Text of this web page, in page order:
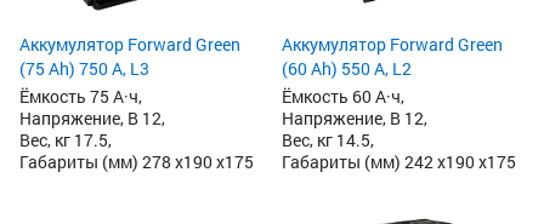
Аккумулятор Forward Green
(75 Ah) 750 А, L3
Ёмкость 75 А·ч,
Напряжение, В 12,
Вес, кг 17.5,
Габариты (мм) 278 x190 x175
Аккумулятор Forward Green
(60 Ah) 550 А, L2
Ёмкость 60 А·ч,
Напряжение, В 12,
Вес, кг 14.5,
Габариты (мм) 242 x190 x175